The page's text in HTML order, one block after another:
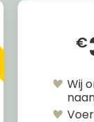
€
Wij